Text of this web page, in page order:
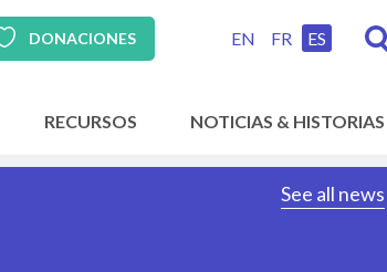
DONACIONES EN FR ES
RECURSOS NOTICIAS & HISTORIAS
See all news